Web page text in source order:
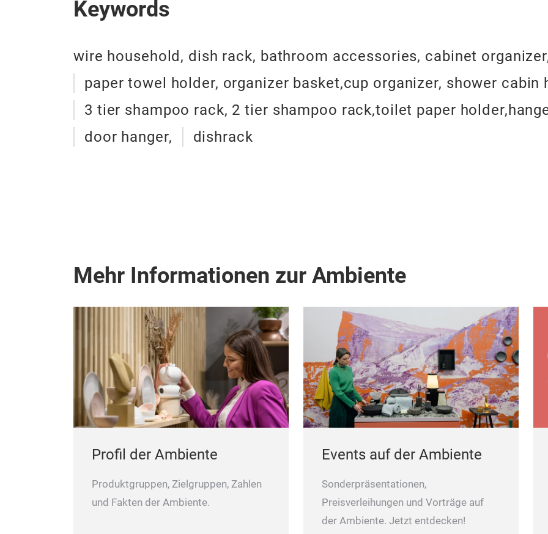
Keywords
wire household, dish rack, bathroom accessories, cabinet
paper towel holder, organizer basket,cup organizer, shower cabin
3 tier shampoo rack, 2 tier shampoo rack,toilet paper
door hanger,
dishrack
Mehr Informationen zur Ambiente
Profil der Ambiente
Produktgruppen, Zielgruppen, Zahlen
und Fakten der Ambiente.
Events auf der Ambiente
Sonderpräsentationen,
Preisverleihungen und Vorträge auf
der Ambiente. Jetzt entdecken!